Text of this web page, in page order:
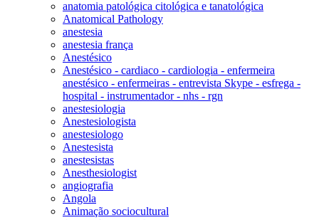
anatomia patológica citológica e tanatológica
Anatomical Pathology
anestesia
anestesia frança
Anestésico
Anestésico - cardiaco - cardiologia - enfermeira
anestésico - enfermeiras - entrevista Skype - esfrega -
hospital - instrumentador - nhs - rgn
anestesiologia
Anestesiologista
anestesiologo
Anestesista
anestesistas
Anesthesiologist
angiografia
Angola
Animação sociocultural